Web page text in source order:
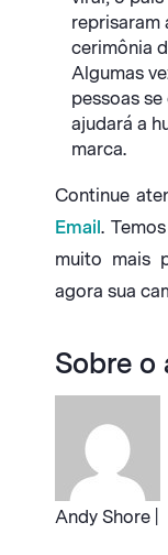
reprisaram
cerimônia
Algumas
pessoas
ajudará a
marca.
Continue
Email .
muito mais
agora sua
Sobre o
Andy Shore |